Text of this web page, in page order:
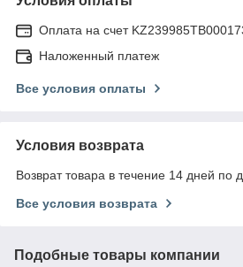
Оплата на счет
Наложенный платеж
Все условия оплаты
Условия возврата
Возврат товара в течение 14 дней по
Все условия возврата
Подобные товары компании